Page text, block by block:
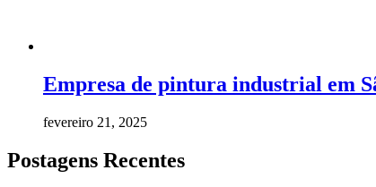
Empresa de pintura industrial em
fevereiro 21, 2025
Postagens Recentes